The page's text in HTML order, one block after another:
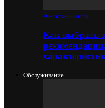
Автозапчасти
Как выбрать
Обслуживание